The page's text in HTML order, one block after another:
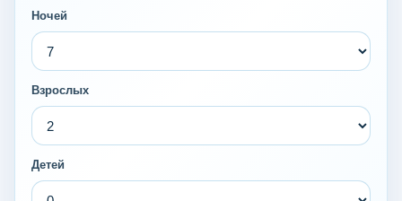
Ночей
Взрослых
Детей